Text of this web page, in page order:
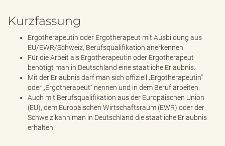
Kurzfassung
Ergotherapeutin oder Ergotherapeut mit Ausbildung aus
EU/EWR/Schweiz, Berufsqualifikation anerkennen
Für die Arbeit als Ergotherapeutin oder Ergotherapeut
benötigt man in Deutschland eine staatliche Erlaubnis.
Mit der Erlaubnis darf man sich offiziell „Ergotherapeutin“
oder „Ergotherapeut“ nennen und in dem Beruf arbeiten.
Auch mit Berufsqualifikation aus der Europäischen Union
(EU), dem Europäischen Wirtschaftsraum (EWR) oder der
Schweiz kann man in Deutschland die staatliche Erlaubnis
erhalten.